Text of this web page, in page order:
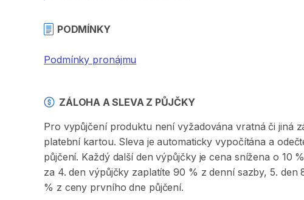
PODMÍNKY
Podmínky pronájmu
ZÁLOHA A SLEVA Z PŮJČKY
Pro vypůjčení produktu není vyžadována vratná či jiná
platební kartou. Sleva je automaticky vypočítána a
půjčení. Každý další den výpůjčky je cena snížena o 10
za 4. den výpůjčky zaplatíte 90 % z denní sazby, 5. den
% z ceny prvního dne půjčení.